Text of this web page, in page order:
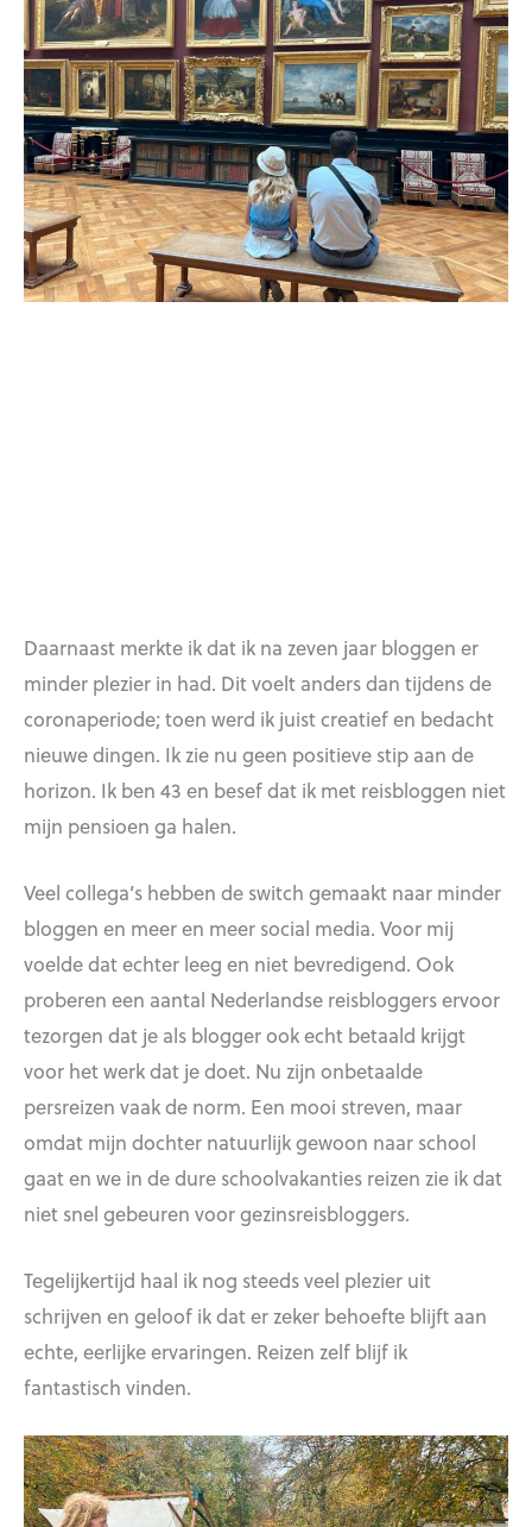
Daarnaast merkte ik dat ik na zeven jaar bloggen er
minder plezier in had. Dit voelt anders dan tijdens de
coronaperiode; toen werd ik juist creatief en bedacht
nieuwe dingen. Ik zie nu geen positieve stip aan de
horizon. Ik ben 43 en besef dat ik met reisbloggen niet
mijn pensioen ga halen.
Veel collega’s hebben de switch gemaakt naar minder
bloggen en meer en meer social media. Voor mij
voelde dat echter leeg en niet bevredigend. Ook
proberen een aantal Nederlandse reisbloggers ervoor
tezorgen dat je als blogger ook echt betaald krijgt
voor het werk dat je doet. Nu zijn onbetaalde
persreizen vaak de norm. Een mooi streven, maar
omdat mijn dochter natuurlijk gewoon naar school
gaat en we in de dure schoolvakanties reizen zie ik dat
niet snel gebeuren voor gezinsreisbloggers.
Tegelijkertijd haal ik nog steeds veel plezier uit
schrijven en geloof ik dat er zeker behoefte blijft aan
echte, eerlijke ervaringen. Reizen zelf blijf ik
fantastisch vinden.